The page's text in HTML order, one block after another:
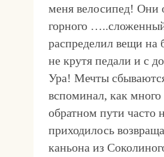
меня велосипед! Они
горного
распределил вещи на
не крутя педали и с
Ура! Мечты
вспоминал, как
обратном пути часто
приходилось
каньона из